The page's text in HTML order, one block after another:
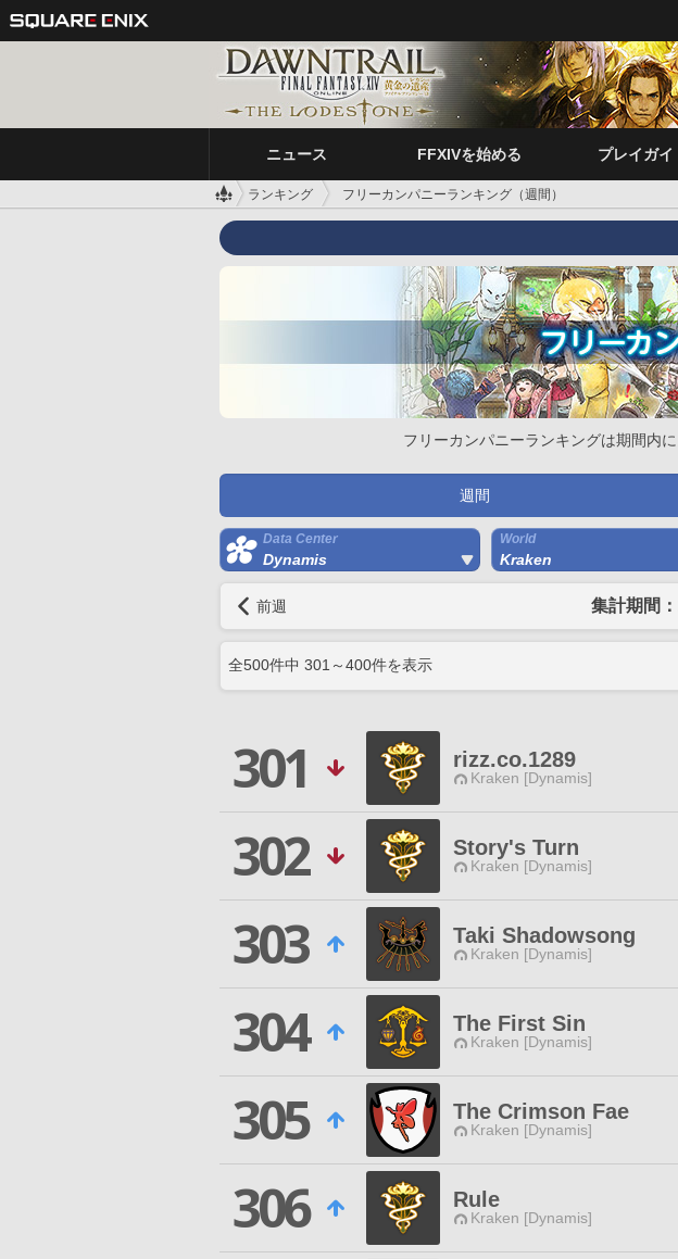
ニュース FFXIVを始める プレイガイ
ランキング フリーカンパニーランキング（週間）
フリーカンパニーランキングは期間内
週間
Data Center
Dynamis
World
Kraken
前週 集計期間
全500件中 301 ～400件を表示
301 rizz.co.1289
Kraken [Dynamis]
302
Story's Turn
Kraken [Dynamis]
303
Taki Shadowsong
Kraken [Dynamis]
304
The First Sin
Kraken [Dynamis]
305
The Crimson Fae
Kraken [Dynamis]
306
Rule
Kraken [Dynamis]